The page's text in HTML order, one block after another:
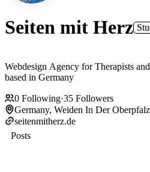
Seiten mit Herz
Webdesign Agency for Therapists
based in Germany
0 Following·35 Followers
Germany, Weiden In Der Oberpfalz
seitenmitherz.de
Posts